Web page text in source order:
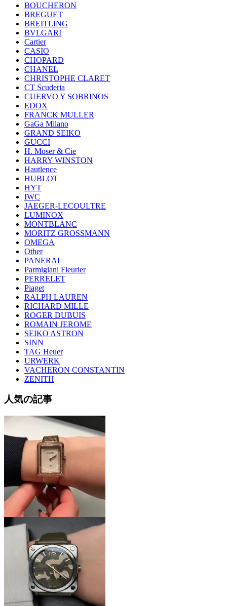
BOUCHERON
BREGUET
BREITLING
BVLGARI
Cartier
CASIO
CHOPARD
CHANEL
CHRISTOPHE CLARET
CT Scuderia
CUERVO Y SOBRINOS
EDOX
FRANCK MULLER
GaGa Milano
GRAND SEIKO
GUCCI
H. Moser & Cie
HARRY WINSTON
Hautlence
HUBLOT
HYT
IWC
JAEGER-LECOULTRE
LUMINOX
MONTBLANC
MORITZ GROSSMANN
OMEGA
Other
PANERAI
Parmigiani Fleurier
PERRELET
Piaget
RALPH LAUREN
RICHARD MILLE
ROGER DUBUIS
ROMAIN JEROME
SEIKO ASTRON
SINN
TAG Heuer
URWERK
VACHERON CONSTANTIN
ZENITH
人気の記事